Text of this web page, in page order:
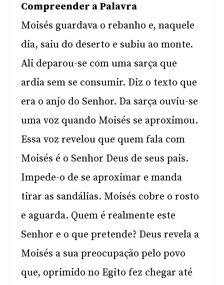
Compreender a Palavra
Moisés guardava o rebanho e, naquele
dia, saiu do deserto e subiu ao monte.
Ali deparou-se com uma sarça que
ardia sem se consumir. Diz o texto que
era o anjo do Senhor. Da sarça ouviu-se
uma voz quando Moisés se aproximou.
Essa voz revelou que quem fala com
Moisés é o Senhor Deus de seus pais.
Impede-o de se aproximar e manda
tirar as sandálias. Moisés cobre o rosto
e aguarda. Quem é realmente este
Senhor e o que pretende? Deus revela a
Moisés a sua preocupação pelo povo
que, oprimido no Egito fez chegar até